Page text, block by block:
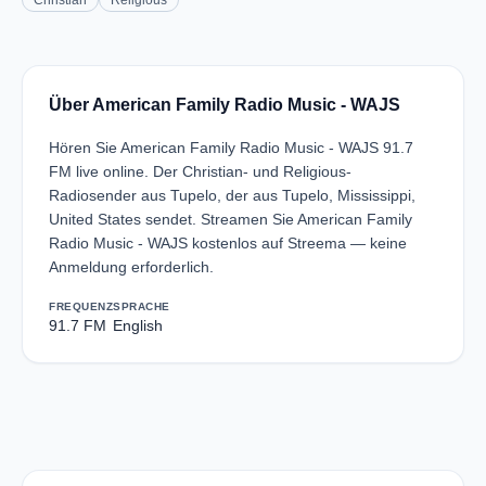
Über American Family Radio Music - WAJS
Hören Sie American Family Radio Music - WAJS 91.7
FM live online. Der Christian- und Religious-
Radiosender aus Tupelo, der aus Tupelo, Mississippi,
United States sendet. Streamen Sie American Family
Radio Music - WAJS kostenlos auf Streema — keine
Anmeldung erforderlich.
FREQUENZ
91.7 FM
SPRACHE
English